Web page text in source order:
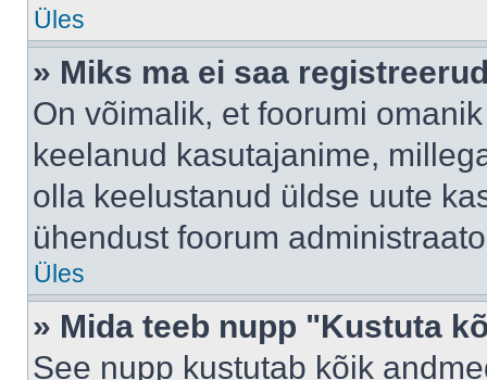
Üles
» Miks ma ei saa
On võimalik, et foorumi
keelanud kasutajanime,
olla keelustanud üldse uute
ühendust foorum
Üles
» Mida teeb nupp "Kustuta
See nupp kustutab kõik